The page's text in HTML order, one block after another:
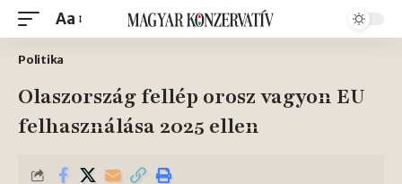
Aa
Politika
Olaszország fellép orosz vagyon EU
felhasználása 2025 ellen